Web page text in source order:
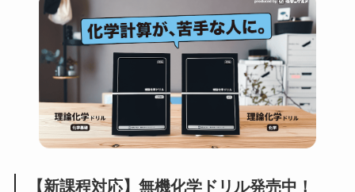
【新課程対応】無機化学ドリル発売中！